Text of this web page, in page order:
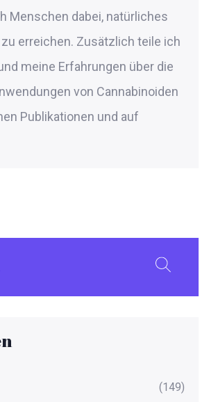
Menschen dabei, natürliches
erreichen. Zusätzlich teile ich
meine Erfahrungen über die
von Cannabinoiden
Publikationen und auf
(149)